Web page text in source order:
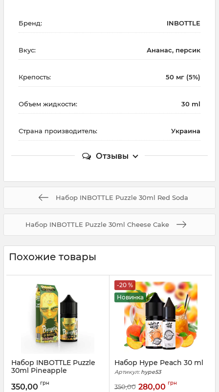
Бренд: INBOTTLE
Вкус: Ананас, персик
Крепость: 50 мг (5%)
Объем жидкости: 30 ml
Страна производитель: Украина
Отзывы
Набор INBOTTLE Puzzle 30ml Red Soda
Набор INBOTTLE Puzzle 30ml Cheese Cake
Похожие товары
Набор INBOTTLE Puzzle
30ml Pineapple
350,00 грн
-20 %
Новинка
Набор Hype Peach 30 ml
Артикул:hype53
350,00 280,00 грн